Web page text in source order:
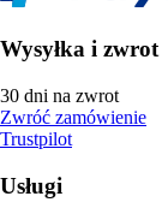
Wysyłka i zwrot
30 dni na zwrot
Zwróć zamówienie
Trustpilot
Usługi